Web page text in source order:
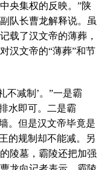
央集权的反映。”陕
队长曹龙解释说。虽
载了汉文帝的薄葬，
汉文帝的“薄葬”和节
减制’。”一是霸
水即可。二是霸
。但是汉文帝毕竟是
的规制却不能减。另
陵墓，霸陵还把加强